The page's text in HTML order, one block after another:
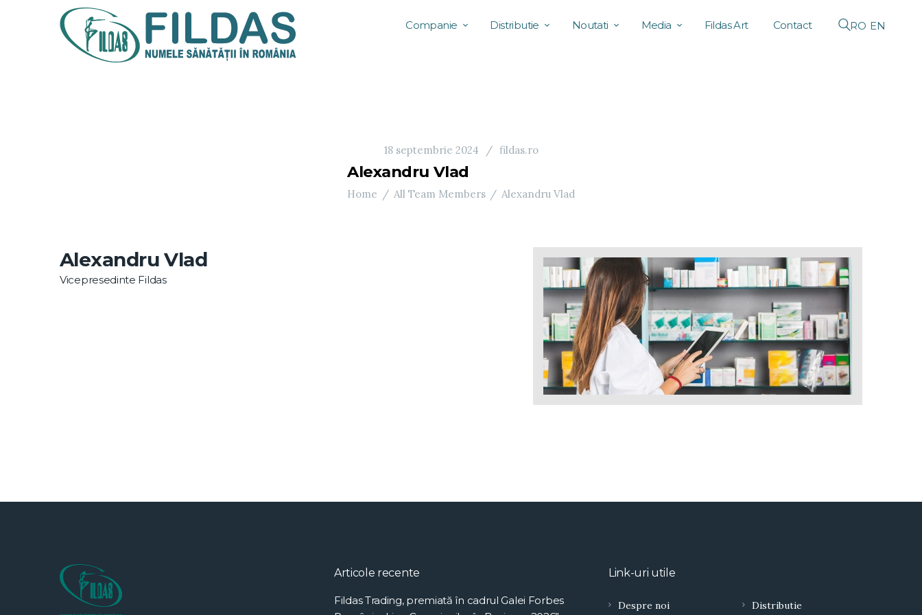
Companie Distributie Noutati Media Fildas Art Contact RO EN
18 septembrie 2024 fildas.ro
Alexandru Vlad
Home All Team Members Alexandru Vlad
Alexandru Vlad
Vicepresedinte Fildas
Articole recente
Fildas Trading, premiată în cadrul Galei Forbes
Link-uri utile
Despre noi Distributie